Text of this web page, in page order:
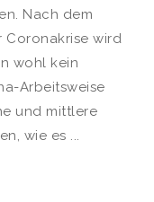
Nach dem
Coronakrise wird
wohl kein
Arbeitsweise
und mittlere
wie es ...